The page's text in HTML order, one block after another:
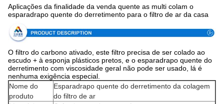
Aplicações da finalidade da venda quente as multi colam o
esparadrapo quente do derretimento para o filtro de ar da casa
O filtro do carbono ativado, este filtro precisa de ser colado ao
escudo + à esponja plásticos pretos, e o esparadrapo quente do
derretimento com viscosidade geral não pode ser usado, lá é
nenhuma exigência especial.
Nome do
produto
Esparadrapo quente do derretimento da colagem
do filtro de ar